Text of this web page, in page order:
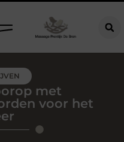
met
voor het